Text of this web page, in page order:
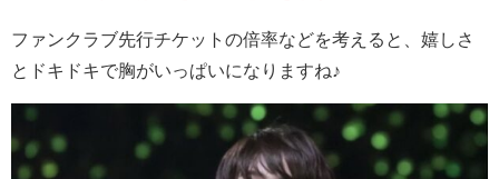
ファンクラブ先行チケットの倍率などを考えると、嬉しさ
とドキドキで胸がいっぱいになりますね♪